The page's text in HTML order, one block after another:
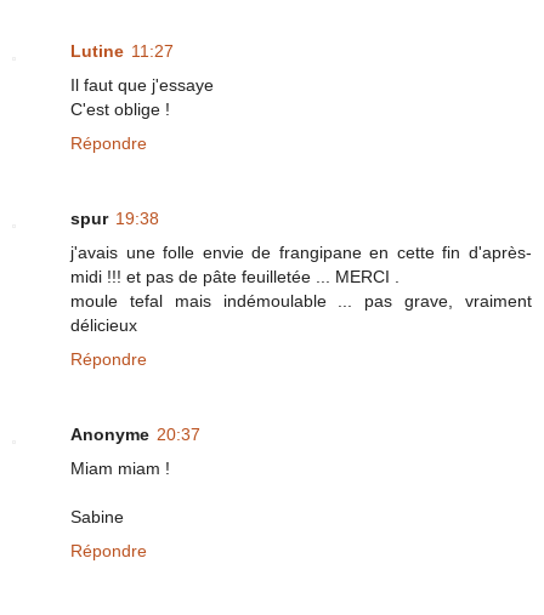
Lutine 11:27
Il faut que j'essaye
C'est oblige !
Répondre
spur 19:38
j'avais une folle envie de frangipane en cette fin d'après-
midi !!! et pas de pâte feuilletée ... MERCI .
moule tefal mais indémoulable ... pas grave, vraiment
délicieux
Répondre
Anonyme 20:37
Miam miam !
Sabine
Répondre